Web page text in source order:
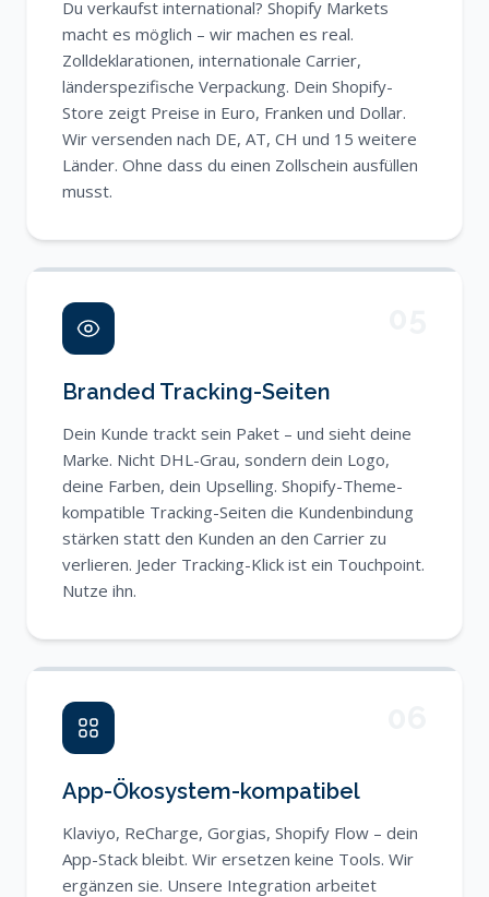
Du verkaufst international? Shopify Markets
macht es möglich – wir machen es real.
Zolldeklarationen, internationale Carrier,
länderspezifische Verpackung. Dein Shopify-
Store zeigt Preise in Euro, Franken und Dollar.
Wir versenden nach DE, AT, CH und 15 weitere
Länder. Ohne dass du einen Zollschein ausfüllen
musst.
Branded Tracking-Seiten
Dein Kunde trackt sein Paket – und sieht deine
Marke. Nicht DHL-Grau, sondern dein Logo,
deine Farben, dein Upselling. Shopify-Theme-
kompatible Tracking-Seiten die Kundenbindung
stärken statt den Kunden an den Carrier zu
verlieren. Jeder Tracking-Klick ist ein Touchpoint.
Nutze ihn.
App-Ökosystem-kompatibel
Klaviyo, ReCharge, Gorgias, Shopify Flow – dein
App-Stack bleibt. Wir ersetzen keine Tools. Wir
ergänzen sie. Unsere Integration arbeitet